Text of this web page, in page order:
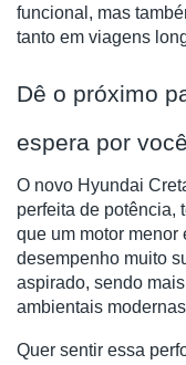
funcional, mas
tanto em viagens
Dê o próximo
espera por
O novo Hyundai
perfeita de potência,
que um motor menor
desempenho muito
aspirado, sendo
ambientais
Quer sentir essa